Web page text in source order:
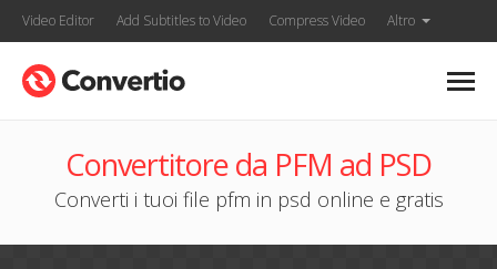
Video Editor Add Subtitles to Video Compress Video Altro
Convertitore da PFM ad PSD
Converti i tuoi file pfm in psd online e gratis